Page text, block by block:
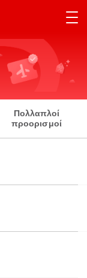
Πολλαπλοί
προορισμοί